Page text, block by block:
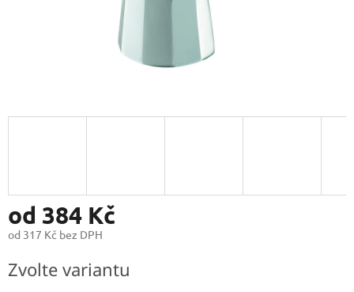
od 384 Kč
od 317 Kč bez DPH
cena:
Zvolte variantu